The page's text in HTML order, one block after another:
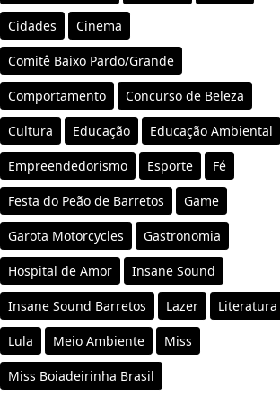
Cidades Cinema
Comitê Baixo Pardo/Grande
Comportamento Concurso de Beleza
Cultura Educação Educação Ambiental
Empreendedorismo Esporte Fé
Festa do Peão de Barretos Game
Garota Motorcycles Gastronomia
Hospital de Amor Insane Sound
Insane Sound Barretos Lazer Literatura
Lula Meio Ambiente Miss
Miss Boiadeirinha Brasil